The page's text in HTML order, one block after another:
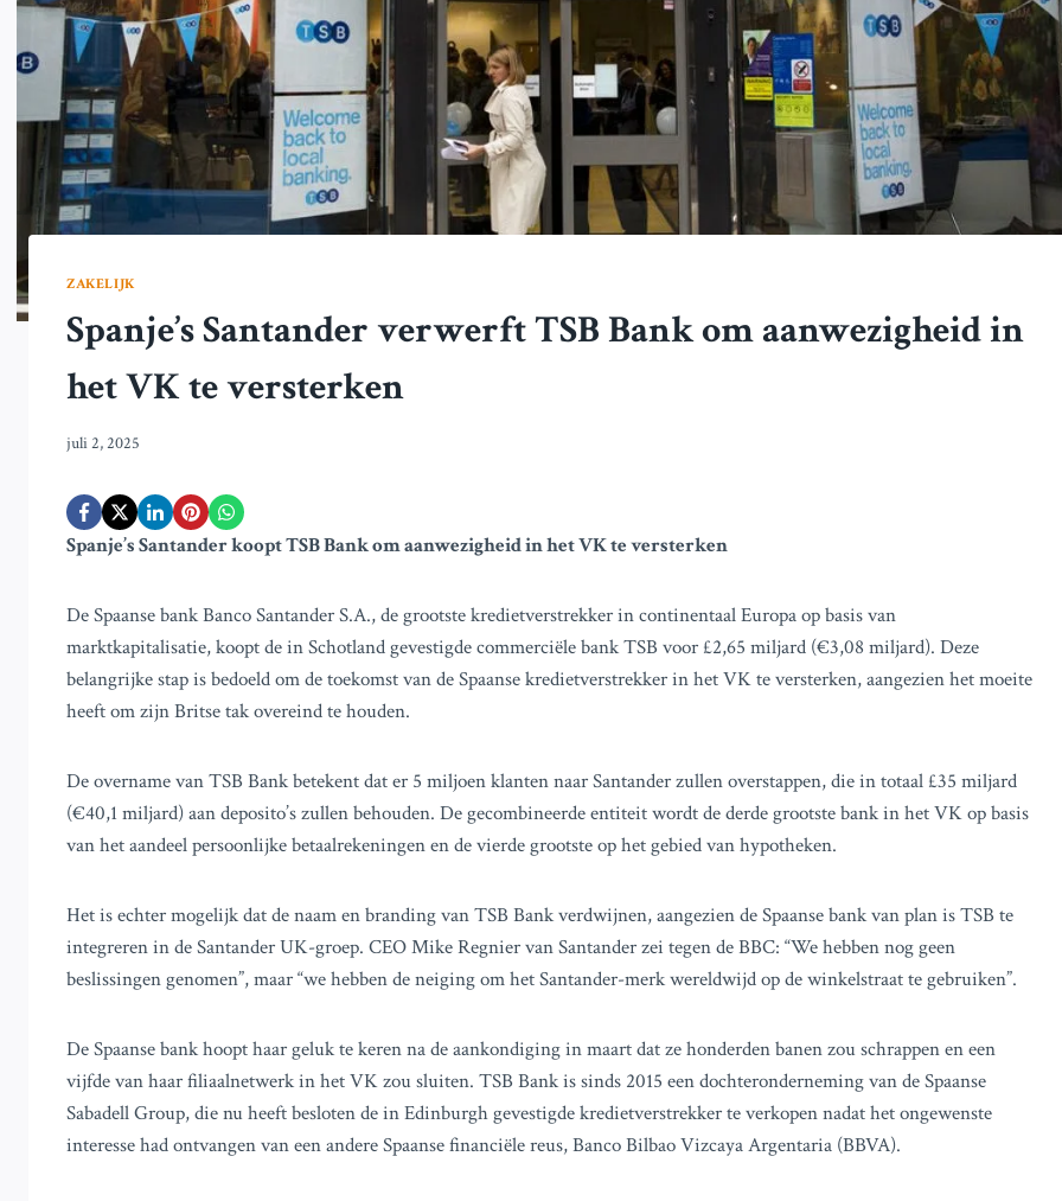
ZAKELIJK
Spanje’s Santander verwerft TSB Bank om aanwezigheid in
het VK te versterken
juli 2, 2025
Spanje’s Santander koopt TSB Bank om aanwezigheid in het VK te versterken
De Spaanse bank Banco Santander S.A., de grootste kredietverstrekker in continentaal Europa op basis van
marktkapitalisatie, koopt de in Schotland gevestigde commerciële bank TSB voor £2,65 miljard (€3,08 miljard). Deze
belangrijke stap is bedoeld om de toekomst van de Spaanse kredietverstrekker in het VK te versterken, aangezien het moeite
heeft om zijn Britse tak overeind te houden.
De overname van TSB Bank betekent dat er 5 miljoen klanten naar Santander zullen overstappen, die in totaal £35 miljard
(€40,1 miljard) aan deposito’s zullen behouden. De gecombineerde entiteit wordt de derde grootste bank in het VK op basis
van het aandeel persoonlijke betaalrekeningen en de vierde grootste op het gebied van hypotheken.
Het is echter mogelijk dat de naam en branding van TSB Bank verdwijnen, aangezien de Spaanse bank van plan is TSB te
integreren in de Santander UK-groep. CEO Mike Regnier van Santander zei tegen de BBC: “We hebben nog geen
beslissingen genomen”, maar “we hebben de neiging om het Santander-merk wereldwijd op de winkelstraat te gebruiken”.
De Spaanse bank hoopt haar geluk te keren na de aankondiging in maart dat ze honderden banen zou schrappen en een
vijfde van haar filiaalnetwerk in het VK zou sluiten. TSB Bank is sinds 2015 een dochteronderneming van de Spaanse
Sabadell Group, die nu heeft besloten de in Edinburgh gevestigde kredietverstrekker te verkopen nadat het ongewenste
interesse had ontvangen van een andere Spaanse financiële reus, Banco Bilbao Vizcaya Argentaria (BBVA).